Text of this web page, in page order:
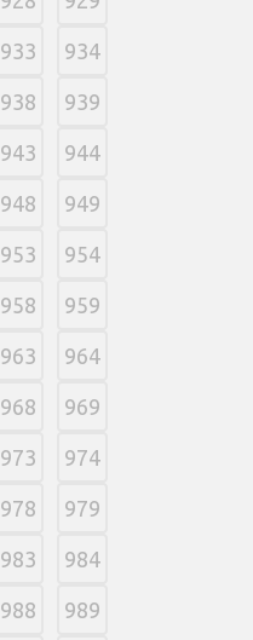
933 934
938 939
943 944
948 949
953 954
958 959
963 964
968 969
973 974
978 979
983 984
988 989